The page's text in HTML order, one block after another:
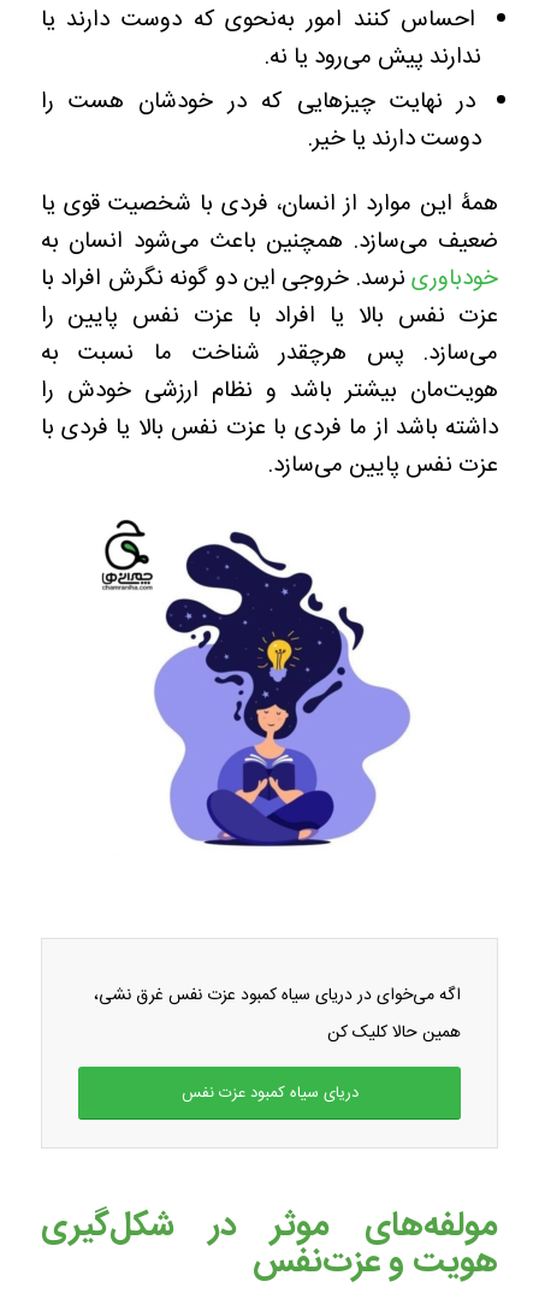
احساس کنند امور به‌نحوی که دوست دارند یا
ندارند پیش می‌رود یا نه.
در نهایت چیزهایی که در خودشان هست را
دوست دارند یا خیر.
همۀ این موارد از انسان، فردی با شخصیت قوی یا
ضعیف می‌سازد. همچنین باعث می‌شود انسان به
خودباورینرسد. خروجی این دو گونه نگرش افراد با
عزت نفس بالا یا افراد با عزت نفس پایین را
می‌سازد. پس هرچقدر شناخت ما نسبت به
هویت‌مان بیشتر باشد و نظام ارزشی خودش را
داشته باشد از ما فردی با عزت نفس بالا یا فردی با
عزت نفس پایین می‌سازد.
اگه می‌خوای در دریای سیاه کمبود عزت نفس غرق نشی،
همین حالا کلیک کن
دریای سیاه کمبود عزت نفس
مولفه‌های موثر در شکل‌گیری
هویت و عزت‌نفس